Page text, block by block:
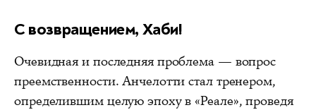
С возвращением, Хаби!
Очевидная и последняя проблема — вопрос
преемственности. Анчелотти стал тренером,
определившим целую эпоху в «Реале», проведя